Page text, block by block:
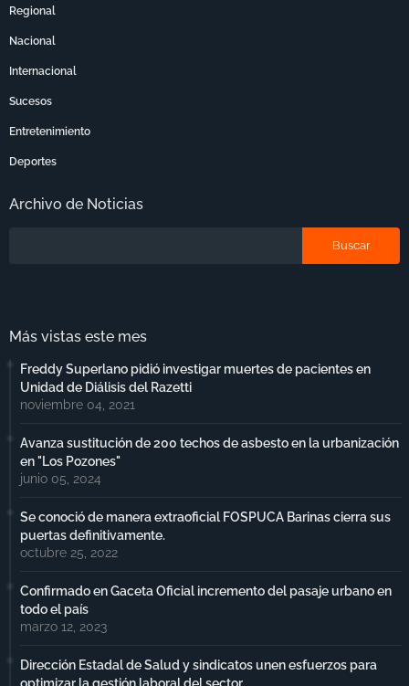
Regional
Nacional
Internacional
Sucesos
Entretenimiento
Deportes
Archivo de Noticias
Más vistas este mes
Freddy Superlano pidió investigar muertes de pacientes en
Unidad de Diálisis del Razetti
noviembre 04, 2021
Avanza sustitución de 200 techos de asbesto en la urbanización
en "Los Pozones"
junio 05, 2024
Se conoció de manera extraoficial FOSPUCA Barinas cierra sus
puertas definitivamente.
octubre 25, 2022
Confirmado en Gaceta Oficial incremento del pasaje urbano en
todo el país
marzo 12, 2023
Dirección Estadal de Salud y sindicatos unen esfuerzos para